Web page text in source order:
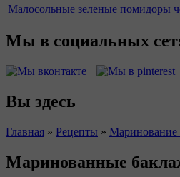
Малосольные зеленые помидоры
Мы в социальных
Вы здесь
Главная » Рецепты » Маринование
Маринованные